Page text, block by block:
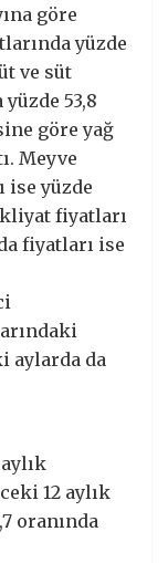
göre
yüzde
ve süt
53,8
göre yağ
Meyve
ise yüzde
fiyatları
fiyatları ise
aylarda da
12 aylık
oranında